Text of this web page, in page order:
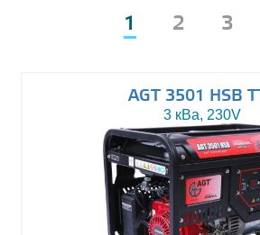
1 2 3
AGT 3501 HSB
3 кВа, 230V